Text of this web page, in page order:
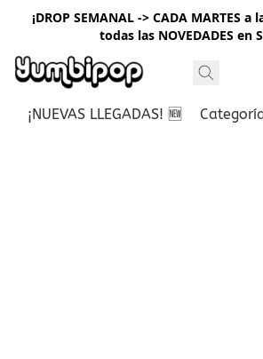
¡DROP SEMANAL -> CADA MARTES a
todas las NOVEDADES en
¡NUEVAS LLEGADAS! 🆕